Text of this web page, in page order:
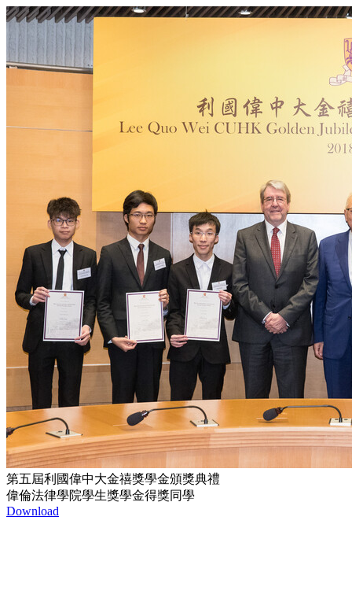
第五屆利國偉中大金禧獎學金頒獎典禮
偉倫法律學院學生獎學金得獎同學
Download